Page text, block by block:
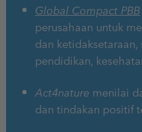
Global Compact PBB
perusahaan untuk
dan
pendidikan,
Act4nature menilai
dan tindakan positif